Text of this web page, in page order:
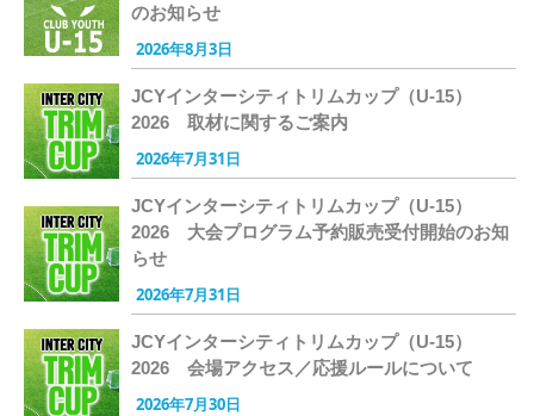
のお知らせ
2026年8月3日
JCYインターシティトリムカップ（U-15）
2026 取材に関するご案内
2026年7月31日
JCYインターシティトリムカップ（U-15）
2026 大会プログラム予約販売受付開始のお知
らせ
2026年7月31日
JCYインターシティトリムカップ（U-15）
2026 会場アクセス／応援ルールについて
2026年7月30日